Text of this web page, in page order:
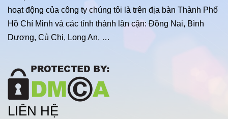
hoạt động của công ty chúng tôi là trên địa bàn Thành Phố
Hồ Chí Minh và các tỉnh thành lân cận: Đồng Nai, Bình
Dương, Củ Chi, Long An, …
LIÊN HỆ